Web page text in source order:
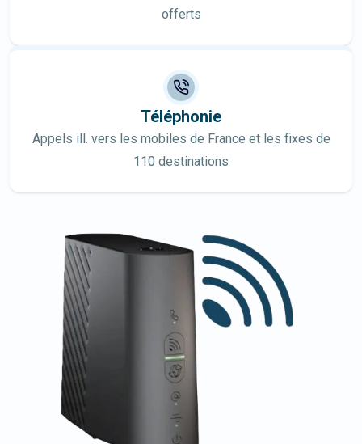
offerts
Téléphonie
Appels ill. vers les mobiles de France et les fixes de
110 destinations